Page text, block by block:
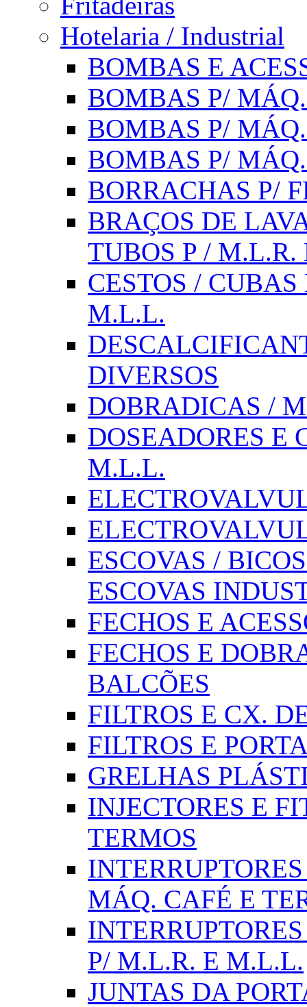
Hotelaria / Industrial
BOMBAS E
BOMBAS P/
BOMBAS P/
BOMBAS P/
BORRACHAS P/
BRAÇOS DE
TUBOS P /
CESTOS /
M.L.L.
DIVERSOS
DOBRADICAS /
DOSEADORES E
M.L.L.
ESCOVAS /
ESCOVAS
FECHOS E
FECHOS E
BALCÕES
FILTROS E CX.
FILTROS E
GRELHAS
INJECTORES E
TERMOS
MÁQ. CAFÉ E
P/ M.L.R. E M.L.L.
JUNTAS DA